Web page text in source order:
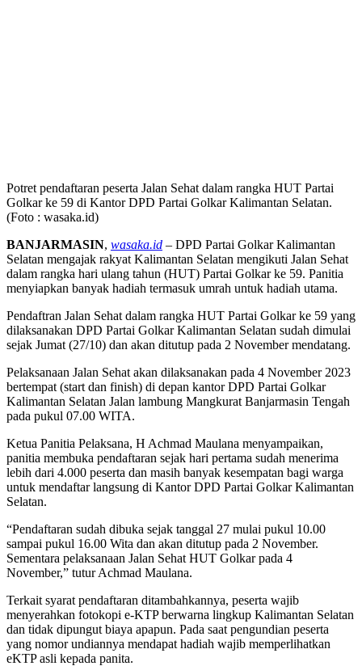
Potret pendaftaran peserta Jalan Sehat dalam rangka HUT Partai
Golkar ke 59 di Kantor DPD Partai Golkar Kalimantan Selatan.
(Foto : wasaka.id)
BANJARMASIN, wasaka.id – DPD Partai Golkar Kalimantan
Selatan mengajak rakyat Kalimantan Selatan mengikuti Jalan Sehat
dalam rangka hari ulang tahun (HUT) Partai Golkar ke 59. Panitia
menyiapkan banyak hadiah termasuk umrah untuk hadiah utama.
Pendaftran Jalan Sehat dalam rangka HUT Partai Golkar ke 59 yang
dilaksanakan DPD Partai Golkar Kalimantan Selatan sudah dimulai
sejak Jumat (27/10) dan akan ditutup pada 2 November mendatang.
Pelaksanaan Jalan Sehat akan dilaksanakan pada 4 November 2023
bertempat (start dan finish) di depan kantor DPD Partai Golkar
Kalimantan Selatan Jalan lambung Mangkurat Banjarmasin Tengah
pada pukul 07.00 WITA.
Ketua Panitia Pelaksana, H Achmad Maulana menyampaikan,
panitia membuka pendaftaran sejak hari pertama sudah menerima
lebih dari 4.000 peserta dan masih banyak kesempatan bagi warga
untuk mendaftar langsung di Kantor DPD Partai Golkar Kalimantan
Selatan.
“Pendaftaran sudah dibuka sejak tanggal 27 mulai pukul 10.00
sampai pukul 16.00 Wita dan akan ditutup pada 2 November.
Sementara pelaksanaan Jalan Sehat HUT Golkar pada 4
November,” tutur Achmad Maulana.
Terkait syarat pendaftaran ditambahkannya, peserta wajib
menyerahkan fotokopi e-KTP berwarna lingkup Kalimantan Selatan
dan tidak dipungut biaya apapun. Pada saat pengundian peserta
yang nomor undiannya mendapat hadiah wajib memperlihatkan
eKTP asli kepada panita.